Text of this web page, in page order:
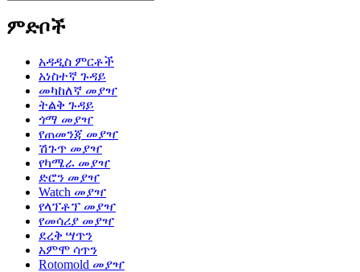
ምድቦች
አዳዲስ ምርቶች
አነስተኛ ጉዳይ
መካከለኛ መያዣ
ትልቅ ጉዳይ
ጎማ መያዣ
የጠመንጃ መያዣ
ሽጉጥ መያዣ
የካሜራ መያዣ
ድሮን መያዣ
Watch መያዣ
የላፕቶፕ መያዣ
የመሳሪያ መያዣ
ደረቅ ሣጥን
አምሞ ሳጥን
Rotomold መያዣ